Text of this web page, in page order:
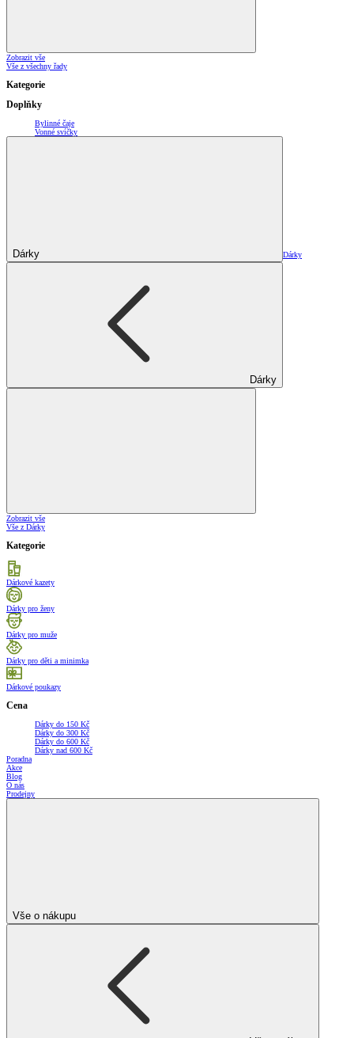
Zobrazit vše
Vše z všechny řady
Kategorie
Doplňky
Bylinné čaje
Vonné svíčky
Dárky Dárky
Dárky
Zobrazit vše
Vše z Dárky
Kategorie
Dárkové kazety
Dárky pro ženy
Dárky pro muže
Dárky pro děti a minimka
Dárkové poukazy
Cena
Dárky do 150 Kč
Dárky do 300 Kč
Dárky do 600 Kč
Dárky nad 600 Kč
Poradna
Akce
Blog
O nás
Prodejny
Vše o nákupu